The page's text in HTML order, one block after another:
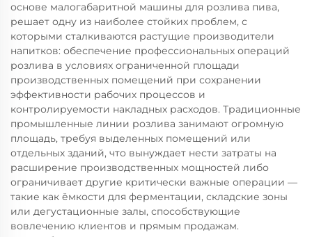
основе малогабаритной машины для розлива пива,
решает одну из наиболее стойких проблем, с
которыми сталкиваются растущие производители
напитков: обеспечение профессиональных операций
розлива в условиях ограниченной площади
производственных помещений при сохранении
эффективности рабочих процессов и
контролируемости накладных расходов. Традиционные
промышленные линии розлива занимают огромную
площадь, требуя выделенных помещений или
отдельных зданий, что вынуждает нести затраты на
расширение производственных мощностей либо
ограничивает другие критически важные операции —
такие как ёмкости для ферментации, складские зоны
или дегустационные залы, способствующие
вовлечению клиентов и прямым продажам.